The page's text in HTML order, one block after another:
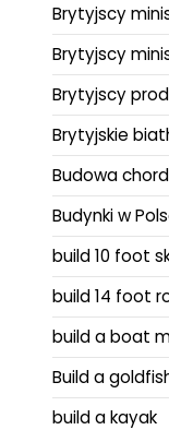
Brytyjscy
Brytyjscy
Brytyjscy
Brytyjskie
Budowa
Budynki w
build 10 foot
build 14 foot
build a boat
Build a
build a kayak